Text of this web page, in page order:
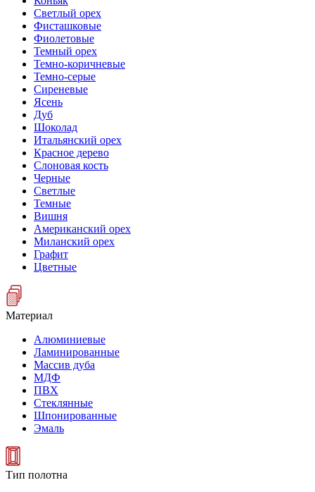
Светлый орех
Фисташковые
Фиолетовые
Темный орех
Темно-коричневые
Темно-серые
Сиреневые
Ясень
Дуб
Шоколад
Итальянский орех
Красное дерево
Слоновая кость
Черные
Светлые
Темные
Вишня
Американский орех
Миланский орех
Графит
Цветные
Материал
Алюминиевые
Ламинированные
Массив дуба
МДФ
ПВХ
Стеклянные
Шпонированные
Эмаль
Тип полотна